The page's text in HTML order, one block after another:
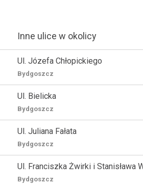
Inne ulice w okolicy
Ul. Józefa Chłopickiego
Bydgoszcz
Ul. Bielicka
Bydgoszcz
Ul. Juliana Fałata
Bydgoszcz
Ul. Franciszka Żwirki i Stanisława
Bydgoszcz